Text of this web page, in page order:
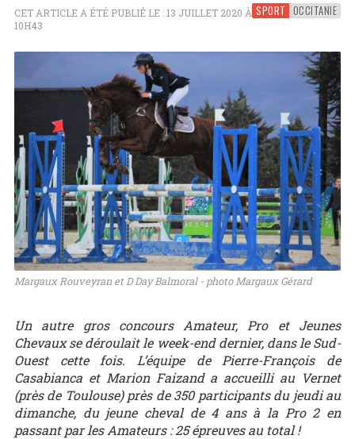
SPORT OCCITANIE
CET ARTICLE A ÉTÉ PUBLIÉ LE : 13 JUILLET 2020 À
10H43
Margaux Rouveyran et D Day Balmoral - photo Margaux Gérard
Un autre gros concours Amateur, Pro et Jeunes
Chevaux se déroulait le week-end dernier, dans le Sud-
Ouest cette fois. L’équipe de Pierre-François de
Casabianca et Marion Faizand a accueilli au Vernet
(près de Toulouse) près de 350 participants du jeudi au
dimanche, du jeune cheval de 4 ans à la Pro 2 en
passant par les Amateurs : 25 épreuves au total !